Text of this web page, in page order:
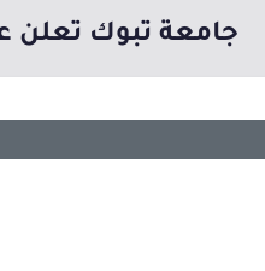
جامعة تبوك تعلن